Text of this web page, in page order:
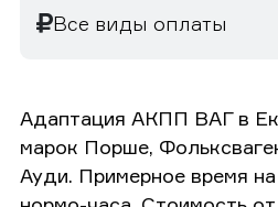
Все виды оплаты
Адаптация АКПП ВАГ в
марок Порше,
Ауди. Примерное время